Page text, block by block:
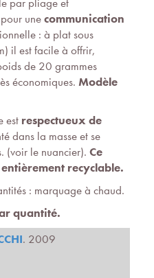
par pliage et
unecommunication
: à plat sous
il est facile à offrir,
de 20 grammes
économiques. Modèle
est respectueux de
dans la masse et se
(voir le nuancier). Ce
recyclable.
: marquage à chaud.
quantité.
. 2009